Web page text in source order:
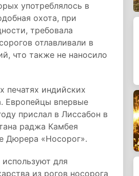
употреблялось в
охота, при
требовала
отлавливали в
что также не наносило
печатях индийских
Европейцы впервые
прислал в Лиссабон в
раджа Камбея
Дюрера «Носорог».
для
из рогов носорога